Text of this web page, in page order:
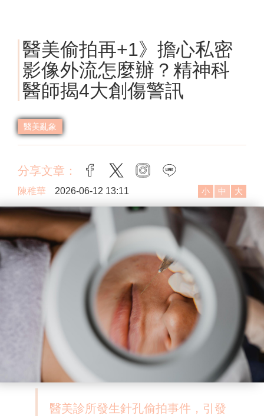
醫美偷拍再+1》擔心私密
影像外流怎麼辦？精神科
醫師揭4大創傷警訊
醫美亂象
分享文章： facebook
twitter instagram
陳稚華 2026-06-12 13:11 小 中 大
醫美診所發生針孔偷拍事件，引發